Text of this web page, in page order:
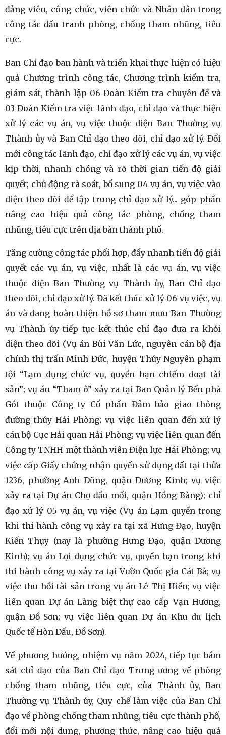
đảng viên, công chức, viên chức và Nhân dân trong
công tác đấu tranh phòng, chống tham nhũng, tiêu
cực.
Ban Chỉ đạo ban hành và triển khai thực hiện có hiệu
quả Chương trình công tác, Chương trình kiểm tra,
giám sát, thành lập 06 Đoàn Kiểm tra chuyên đề và
03 Đoàn Kiểm tra việc lãnh đạo, chỉ đạo và thực hiện
xử lý các vụ án, vụ việc thuộc diện Ban Thường vụ
Thành ủy và Ban Chỉ đạo theo dõi, chỉ đạo xử lý. Đổi
mới công tác lãnh đạo, chỉ đạo xử lý các vụ án, vụ việc
kịp thời, nhanh chóng và rõ thời gian tiến độ giải
quyết; chủ động rà soát, bổ sung 04 vụ án, vụ việc vào
diện theo dõi để tập trung chỉ đạo xử lý... góp phần
nâng cao hiệu quả công tác phòng, chống tham
nhũng, tiêu cực trên địa bàn thành phố.
Tăng cường công tác phối hợp, đẩy nhanh tiến độ giải
quyết các vụ án, vụ việc, nhất là các vụ án, vụ việc
thuộc diện Ban Thường vụ Thành ủy, Ban Chỉ đạo
theo dõi, chỉ đạo xử lý. Đã kết thúc xử lý 06 vụ việc, vụ
án và đang hoàn thiện hồ sơ tham mưu Ban Thường
vụ Thành ủy tiếp tục kết thúc chỉ đạo đưa ra khỏi
diện theo dõi (Vụ án Bùi Văn Lức, nguyên cán bộ địa
chính thị trấn Minh Đức, huyện Thủy Nguyên phạm
tội “Lạm dụng chức vụ, quyền hạn chiếm đoạt tài
sản”; vụ án “Tham ô” xảy ra tại Ban Quản lý Bến phà
Gót thuộc Công ty Cổ phần Đảm bảo giao thông
đường thủy Hải Phòng; vụ việc liên quan đến xử lý
cán bộ Cục Hải quan Hải Phòng; vụ việc liên quan đến
Công ty TNHH một thành viên Điện lực Hải Phòng; vụ
việc cấp Giấy chứng nhận quyền sử dụng đất tại thửa
1236, phường Anh Dũng, quận Dương Kinh; vụ việc
xảy ra tại Dự án Chợ đầu mối, quận Hồng Bàng); chỉ
đạo xử lý 05 vụ án, vụ việc (Vụ án Lạm quyền trong
khi thi hành công vụ xảy ra tại xã Hưng Đạo, huyện
Kiến Thụy (nay là phường Hưng Đạo, quận Dương
Kinh); vụ án Lợi dụng chức vụ, quyền hạn trong khi
thi hành công vụ xảy ra tại Vườn Quốc gia Cát Bà; vụ
việc thu hồi tài sản trong vụ án Lê Thị Hiền; vụ việc
liên quan Dự án Làng biệt thự cao cấp Vạn Hương,
quận Đồ Sơn; vụ việc liên quan Dự án Khu du lịch
Quốc tế Hòn Dấu, Đồ Sơn).
Về phương hướng, nhiệm vụ năm 2024, tiếp tục bám
sát chỉ đạo của Ban Chỉ đạo Trung ương về phòng
chống tham nhũng, tiêu cực, của Thành ủy, Ban
Thường vụ Thành ủy, Quy chế làm việc của Ban Chỉ
đạo về phòng chống tham nhũng, tiêu cực thành phố,
đổi mới nội dung, phương thức, nâng cao hiệu quả